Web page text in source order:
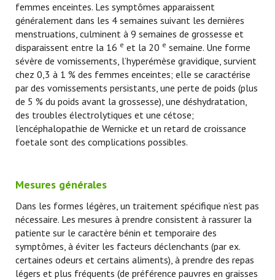
femmes enceintes. Les symptômes apparaissent
généralement dans les 4 semaines suivant les dernières
menstruations, culminent à 9 semaines de grossesse et
disparaissent entre la 16 e et la 20 e semaine. Une forme
sévère de vomissements, l’hyperémèse gravidique, survient
chez 0,3 à 1 % des femmes enceintes; elle se caractérise
par des vomissements persistants, une perte de poids (plus
de 5 % du poids avant la grossesse), une déshydratation,
des troubles électrolytiques et une cétose;
l’encéphalopathie de Wernicke et un retard de croissance
foetale sont des complications possibles.
Mesures générales
Dans les formes légères, un traitement spécifique n’est pas
nécessaire. Les mesures à prendre consistent à rassurer la
patiente sur le caractère bénin et temporaire des
symptômes, à éviter les facteurs déclenchants (par ex.
certaines odeurs et certains aliments), à prendre des repas
légers et plus fréquents (de préférence pauvres en graisses